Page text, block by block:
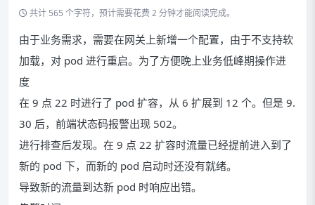
共计 565 个字符，预计需要花费 2 分钟才能阅读完成。
由于业务需求，需要在网关上新增一个配置，由于不支持软
加载，对 pod 进行重启。为了方便晚上业务低峰期操作进
度
在 9 点 22 时进行了 pod 扩容，从 6 扩展到 12 个。但是 9.
30 后，前端状态码报警出现 502。
进行排查后发现。在 9 点 22 扩容时流量已经提前进入到了
新的 pod 下，而新的 pod 启动时还没有就绪。
导致新的流量到达新 pod 时响应出错。